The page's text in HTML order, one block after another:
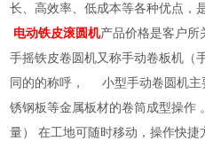
长、高效率、低成本等各种优点，
电动铁皮滚圆机产品价格是客户所
手摇铁皮卷圆机又称手动卷板机（
同的的称呼， 小型手动卷圆机主
锈钢板等金属板材的卷筒成型操作
量） 在工地可随时移动，操作快